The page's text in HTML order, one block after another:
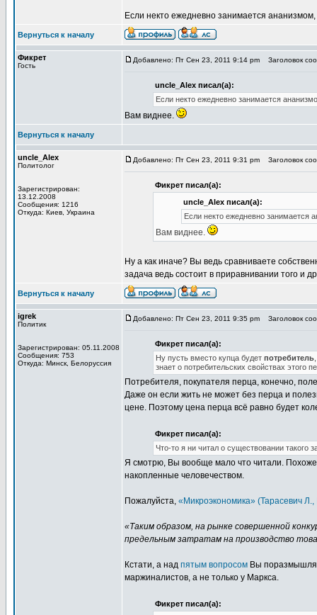
Если некто ежедневно занимается ананизмом,
Вернуться к началу
Фикрет
Гость
Добавлено: Пт Сен 23, 2011 9:14 pm Заголовок
uncle_Alex писал(а):
Если некто ежедневно занимается
Вам виднее.
Вернуться к началу
uncle_Alex
Политолог
Зарегистрирован:
13.12.2008
Сообщения: 1216
Откуда: Киев, Украина
Добавлено: Пт Сен 23, 2011 9:31 pm Заголовок
Фикрет писал(а):
uncle_Alex писал(а):
Если некто ежедневно занимается
Вам виднее.
Ну а как иначе? Вы ведь сравниваете
задача ведь состоит в приравнивании того и
Вернуться к началу
igrek
Политик
Зарегистрирован: 05.11.2008
Сообщения: 753
Откуда: Минск, Белоруссия
Добавлено: Пт Сен 23, 2011 9:35 pm Заголовок
Фикрет писал(а):
Ну пусть вместо купца будет потребитель
знает о потребительских свойствах этого
Потребителя, покупателя перца, конечно,
Даже он если жить не может без перца и
цене. Поэтому цена перца всё равно будет
Фикрет писал(а):
Что-то я ни читал о существовании такого
Я смотрю, Вы вообще мало что читали.
накопленные человечеством.
Пожалуйста, «Микроэкономика» (Тарасевич
«Таким образом, на рынке совершенной
предельным затратам на производство
Кстати, а над пятым вопросом Вы
маржиналистов, а не только у Маркса.
Фикрет писал(а):